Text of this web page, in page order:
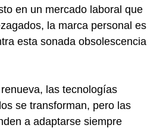
en un mercado laboral que
la marca personal es
esta sonada obsolescencia
las tecnologías
se transforman, pero las
a adaptarse siempre